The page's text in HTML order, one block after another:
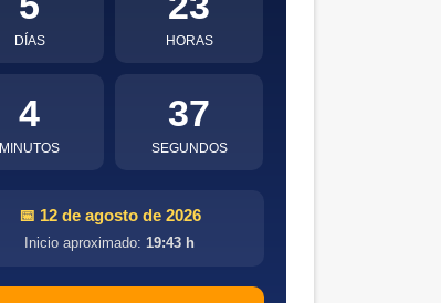
DÍAS HORAS
4
MINUTOS
36
SEGUNDOS
📅 12 de agosto de 2026
Inicio aproximado:19:43 h